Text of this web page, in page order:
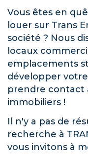
Vous êtes en
louer sur Trans
société ? Nous
locaux
emplacements
développer
prendre contact
immobiliers !
Il n'y a pas de
recherche à
vous invitons à